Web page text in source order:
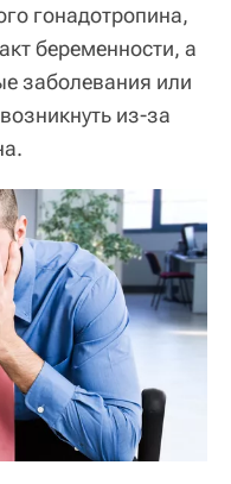
гонадотропина,
беременности, а
заболевания или
из-за